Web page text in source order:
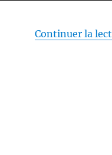
Continuer la